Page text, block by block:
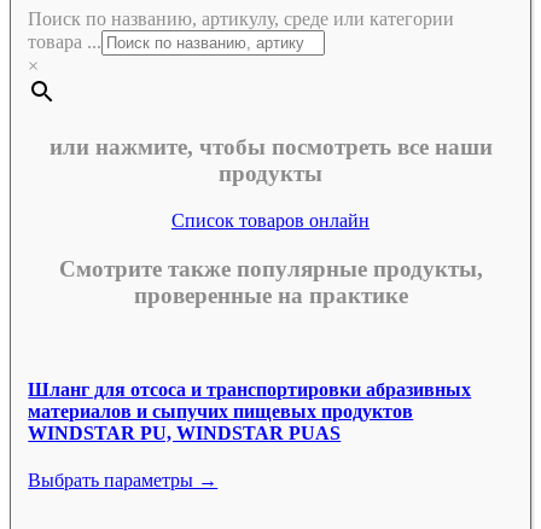
Поиск по названию, артикулу, среде или категории
товара ...
×
или нажмите, чтобы посмотреть все наши
продукты
Список товаров онлайн
Смотрите также популярные продукты,
проверенные на практике
Шланг для отсоса и транспортировки абразивных
материалов и сыпучих пищевых продуктов
WINDSTAR PU, WINDSTAR PUAS
Выбрать параметры →